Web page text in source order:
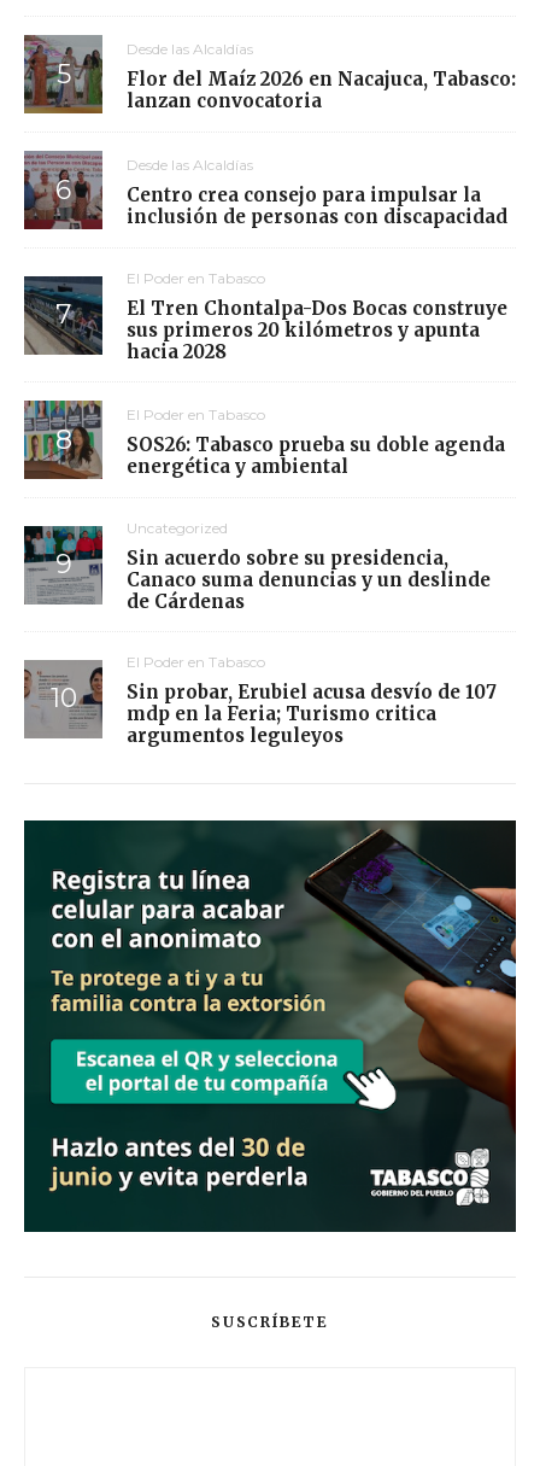
Desde las Alcaldías
Flor del Maíz 2026 en Nacajuca, Tabasco:
lanzan convocatoria
Desde las Alcaldías
Centro crea consejo para impulsar la
inclusión de personas con discapacidad
El Poder en Tabasco
El Tren Chontalpa-Dos Bocas construye
sus primeros 20 kilómetros y apunta
hacia 2028
El Poder en Tabasco
SOS26: Tabasco prueba su doble agenda
energética y ambiental
Uncategorized
Sin acuerdo sobre su presidencia,
Canaco suma denuncias y un deslinde
de Cárdenas
El Poder en Tabasco
Sin probar, Erubiel acusa desvío de 107
mdp en la Feria; Turismo critica
argumentos leguleyos
SUSCRÍBETE